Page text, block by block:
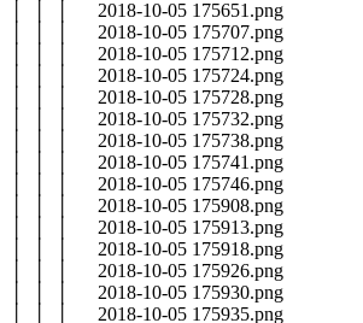
│ │ │ 2018-10-05 175651.png
│ │ │ 2018-10-05 175707.png
│ │ │ 2018-10-05 175712.png
│ │ │ 2018-10-05 175724.png
│ │ │ 2018-10-05 175728.png
│ │ │ 2018-10-05 175732.png
│ │ │ 2018-10-05 175738.png
│ │ │ 2018-10-05 175741.png
│ │ │ 2018-10-05 175746.png
│ │ │ 2018-10-05 175908.png
│ │ │ 2018-10-05 175913.png
│ │ │ 2018-10-05 175918.png
│ │ │ 2018-10-05 175926.png
│ │ │ 2018-10-05 175930.png
│ │ │ 2018-10-05 175935.png